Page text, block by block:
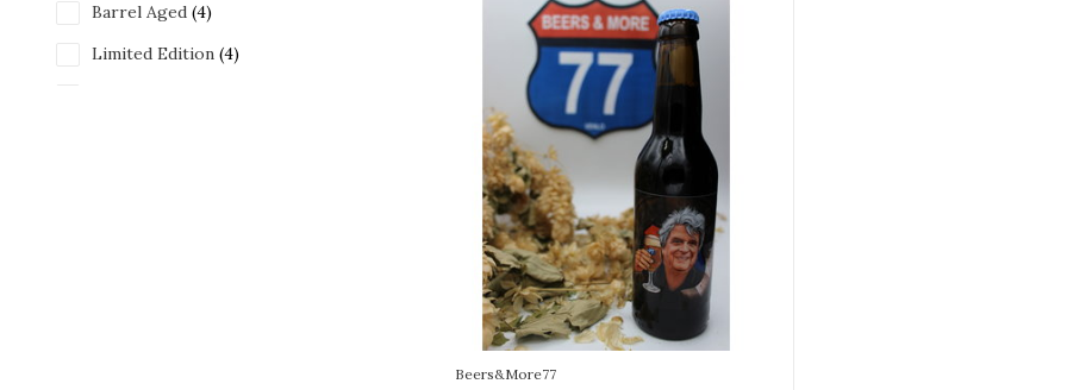
Barrel Aged (4)
Limited Edition (4)
Beers&More77